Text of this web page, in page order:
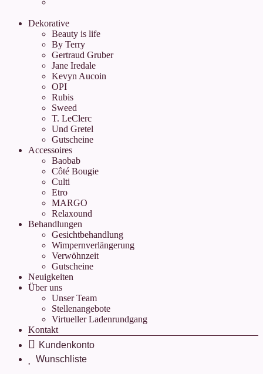
Dekorative
Beauty is life
By Terry
Gertraud Gruber
Jane Iredale
Kevyn Aucoin
OPI
Rubis
Sweed
T. LeClerc
Und Gretel
Gutscheine
Accessoires
Baobab
Côté Bougie
Culti
Etro
MARGO
Relaxound
Behandlungen
Gesichtbehandlung
Wimpernverlängerung
Verwöhnzeit
Gutscheine
Neuigkeiten
Über uns
Unser Team
Stellenangebote
Virtueller Ladenrundgang
Kontakt